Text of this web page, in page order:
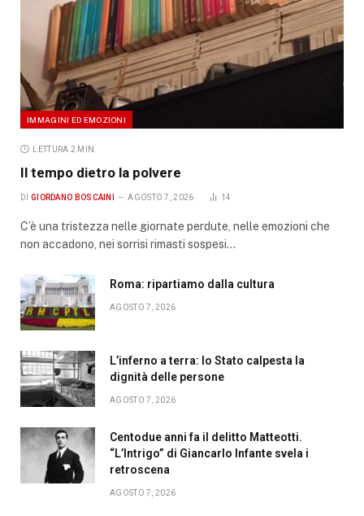
IMMAGINI ED EMOZIONI
LETTURA 2 MIN.
Il tempo dietro la polvere
DI GIORDANO BOSCAINI AGOSTO 7, 2026 14
C’è una tristezza nelle giornate perdute, nelle emozioni che
non accadono, nei sorrisi rimasti sospesi…
Roma: ripartiamo dalla cultura
AGOSTO 7, 2026
L’inferno a terra: lo Stato calpesta la
dignità delle persone
AGOSTO 7, 2026
Centodue anni fa il delitto Matteotti.
“L’Intrigo” di Giancarlo Infante svela i
retroscena
AGOSTO 7, 2026